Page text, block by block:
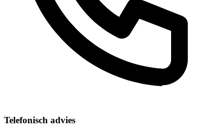
Telefonisch advies